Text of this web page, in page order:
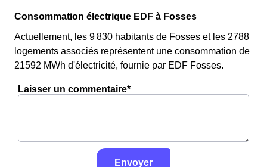
Consommation électrique EDF à Fosses
Actuellement, les 9 830 habitants de Fosses et les 2788
logements associés représentent une consommation de
21592 MWh d'électricité, fournie par EDF Fosses.
Laisser un commentaire*
Envoyer